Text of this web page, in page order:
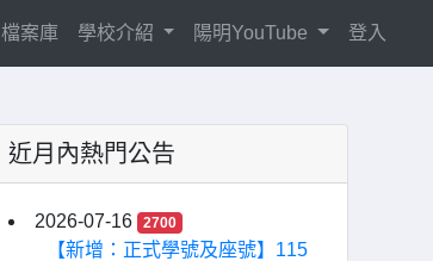
檔案庫 學校介紹 陽明YouTube 登入
近月內熱門公告
2026-07-16 2700
【新增：正式學號及座號】115